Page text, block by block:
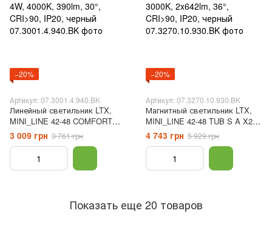
−20%
Артикул: 07.3001.4.940.BK
Линейный светильник LTX,
MINI_LINE 42-48 COMFORT
300, CREE LED 4W, 4000K,
390lm, 30°, CRI>90, IP20,
3 009 грн 3 761 грн
−20%
Артикул: 07.3270.10.930.BK
Магнитный светильник LTX,
MINI_LINE 42-48 TUB S A X2,
CREE LED 2x5W, 3000K,
2x642lm, 36°, CRI>90, IP20,
4 743 грн 5 929 грн
Показать еще 20 товаров